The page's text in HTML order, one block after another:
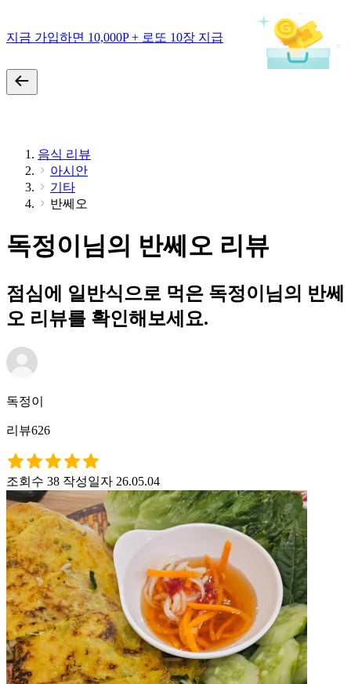
지금 가입하면 10,000P + 로또 10장 지급
음식 리뷰
아시안
기타
반쎄오
독정이님의 반쎄오 리뷰
점심에 일반식으로 먹은 독정이님의 반쎄
오 리뷰를 확인해보세요.
독정이
리뷰626
조회수 38 작성일자 26.05.04